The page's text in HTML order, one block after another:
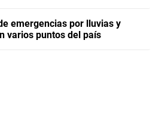
emergencias por lluvias y
varios puntos del país